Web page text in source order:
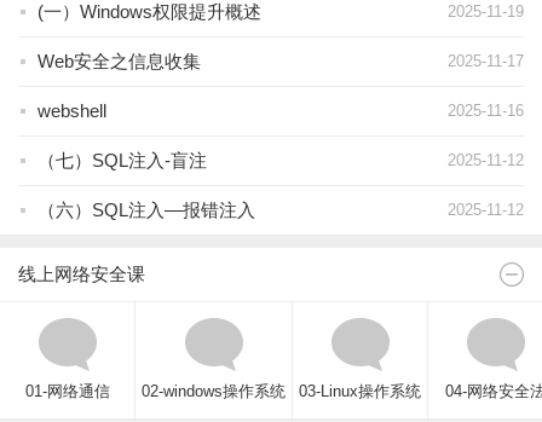
2025-11-19
(一）Windows权限提升概述
2025-11-17
Web安全之信息收集
2025-11-16
webshell
2025-11-12
（七）SQL注入-盲注
2025-11-12
（六）SQL注入—报错注入
线上网络安全课
01-网络通信 02-windows操作系统 03-Linux操作系统 04-网络安全